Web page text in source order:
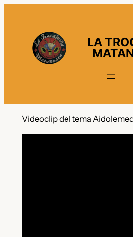
contingut
LA
Videoclip del tema Aidolemed